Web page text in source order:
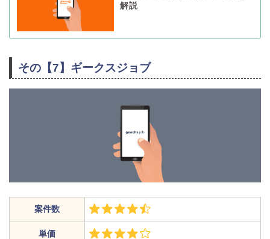
解説
その【7】ギークスジョブ
案件数
単価